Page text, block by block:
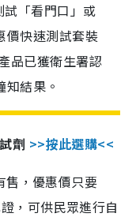
「看門口」或
價快速測試套裝
品已獲衛生署認
結果。
劑 >>按此選購<<
售，優惠價只要
，可供民眾進行自